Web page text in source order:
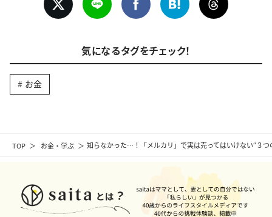
TOP お金・学ぶ 知らなかった…！「メルカリ」で実は売ってはいけない“３
気になるタグをチェック！
お金